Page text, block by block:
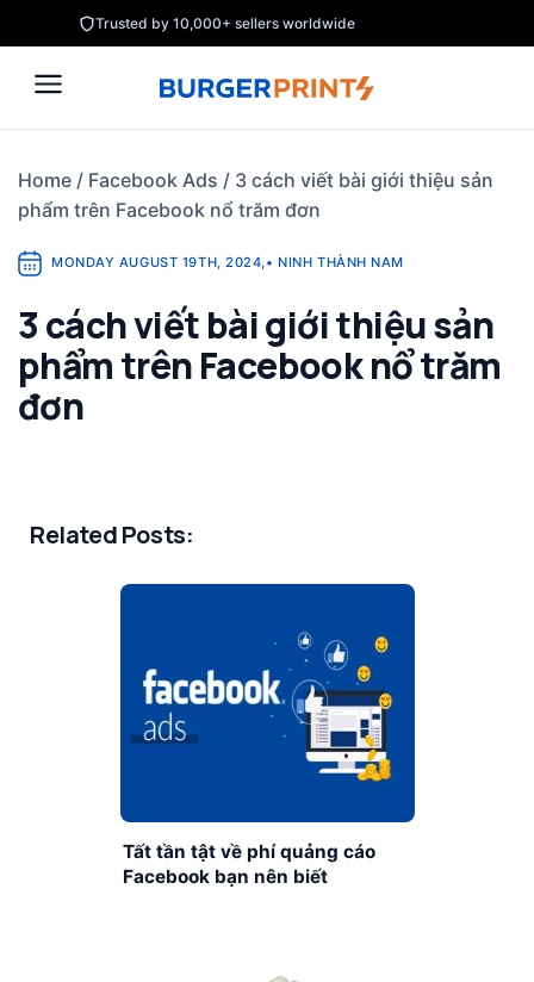
to
content
Trusted by 10,000+ sellers worldwide
Home / Facebook Ads / 3 cách viết bài giới thiệu sản
phẩm trên Facebook nổ trăm đơn
MONDAY AUGUST 19TH, 2024,• NINH THÀNH NAM
3 cách viết bài giới thiệu sản
phẩm trên Facebook nổ trăm
đơn
Related Posts:
Tất tần tật về phí quảng cáo
Facebook bạn nên biết